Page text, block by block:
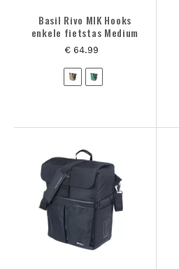
Basil Rivo MIK Hooks
enkele fietstas Medium
€ 64.99